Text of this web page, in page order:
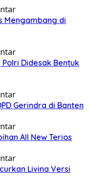
Mengambang di
Polri Didesak Bentuk
Gerindra di Banten
All New Terios
Livina Versi